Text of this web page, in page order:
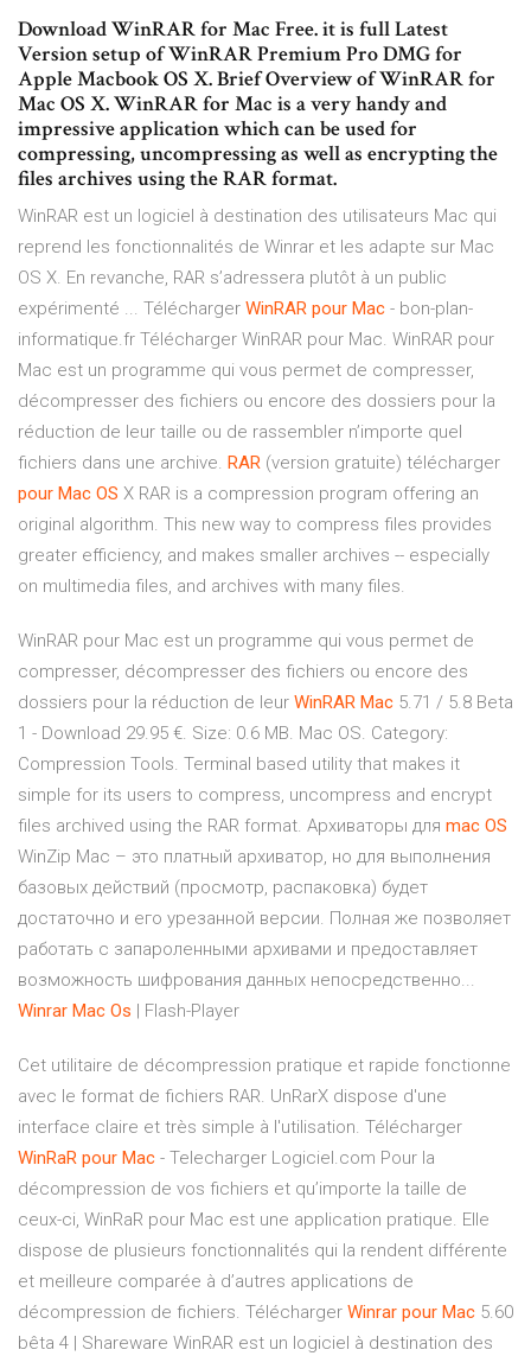
Download WinRAR for Mac Free. it is full Latest
Version setup of WinRAR Premium Pro DMG for
Apple Macbook OS X. Brief Overview of WinRAR for
Mac OS X. WinRAR for Mac is a very handy and
impressive application which can be used for
compressing, uncompressing as well as encrypting the
files archives using the RAR format.
WinRAR est un logiciel à destination des utilisateurs Mac qui
reprend les fonctionnalités de Winrar et les adapte sur Mac
OS X. En revanche, RAR s’adressera plutôt à un public
expérimenté ... Télécharger WinRAR pour Mac - bon-plan-
informatique.fr Télécharger WinRAR pour Mac. WinRAR pour
Mac est un programme qui vous permet de compresser,
décompresser des fichiers ou encore des dossiers pour la
réduction de leur taille ou de rassembler n’importe quel
fichiers dans une archive. RAR (version gratuite) télécharger
pour Mac OS X RAR is a compression program offering an
original algorithm. This new way to compress files provides
greater efficiency, and makes smaller archives -- especially
on multimedia files, and archives with many files.
WinRAR pour Mac est un programme qui vous permet de
compresser, décompresser des fichiers ou encore des
dossiers pour la réduction de leur WinRAR Mac 5.71 / 5.8 Beta
1 - Download 29.95 €. Size: 0.6 MB. Mac OS. Category:
Compression Tools. Terminal based utility that makes it
simple for its users to compress, uncompress and encrypt
files archived using the RAR format. Архиваторы для mac OS
WinZip Mac – это платный архиватор, но для выполнения
базовых действий (просмотр, распаковка) будет
достаточно и его урезанной версии. Полная же позволяет
работать с запароленными архивами и предоставляет
возможность шифрования данных непосредственно...
Winrar Mac Os | Flash-Player
Cet utilitaire de décompression pratique et rapide fonctionne
avec le format de fichiers RAR. UnRarX dispose d'une
interface claire et très simple à l'utilisation. Télécharger
WinRaR pour Mac - Telecharger Logiciel.com Pour la
décompression de vos fichiers et qu’importe la taille de
ceux-ci, WinRaR pour Mac est une application pratique. Elle
dispose de plusieurs fonctionnalités qui la rendent différente
et meilleure comparée à d’autres applications de
décompression de fichiers. Télécharger Winrar pour Mac 5.60
bêta 4 | Shareware WinRAR est un logiciel à destination des